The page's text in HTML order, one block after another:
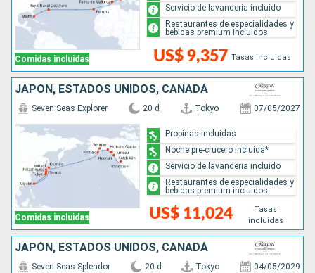
Comidas incluidas US$ 9,357 Tasas incluidas
Servicio de lavanderia incluido
Restaurantes de especialidades y
bebidas premium incluidos
JAPÓN, ESTADOS UNIDOS, CANADÁ
Comidas incluidas
Seven Seas Explorer 20 d Tokyo 07/05/2027
US$ 11,024
Tasas
incluidas
Propinas incluidas
Noche pre-crucero incluida*
Servicio de lavanderia incluido
Restaurantes de especialidades y
bebidas premium incluidos
JAPÓN, ESTADOS UNIDOS, CANADÁ
Seven Seas Splendor 20 d Tokyo 04/05/2029